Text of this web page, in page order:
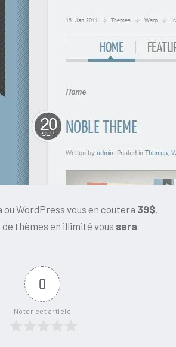
WordPress vous en coutera 39$,
de thèmes en illimité vous sera
0
Noter cet article